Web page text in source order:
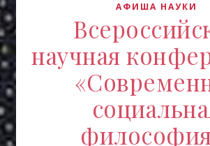
АФИША НАУКИ
научная